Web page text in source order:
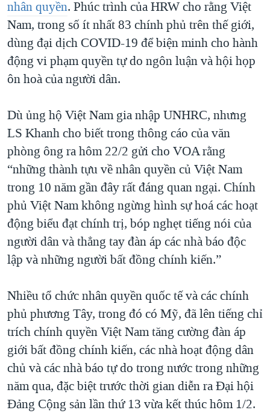
nhân quyền. Phúc trình của HRW cho rằng Việt
Nam, trong số ít nhất 83 chính phủ trên thế giới,
dùng đại dịch COVID-19 để biện minh cho hành
động vi phạm quyền tự do ngôn luận và hội họp
ôn hoà của người dân.
Dù ủng hộ Việt Nam gia nhập UNHRC, nhưng
LS Khanh cho biết trong thông cáo của văn
phòng ông ra hôm 22/2 gửi cho VOA rằng
“những thành tựu về nhân quyền củ Việt Nam
trong 10 năm gần đây rất đáng quan ngại. Chính
phủ Việt Nam không ngừng hình sự hoá các hoạt
động biểu đạt chính trị, bóp nghẹt tiếng nói của
người dân và thẳng tay đàn áp các nhà báo độc
lập và những người bất đồng chính kiến.”
Nhiều tổ chức nhân quyền quốc tế và các chính
phủ phương Tây, trong đó có Mỹ, đã lên tiếng chỉ
trích chính quyền Việt Nam tăng cường đàn áp
giới bất đồng chính kiến, các nhà hoạt động dân
chủ và các nhà báo tự do trong nước trong những
năm qua, đặc biệt trước thời gian diễn ra Đại hội
Đảng Cộng sản lần thứ 13 vừa kết thúc hôm 1/2.